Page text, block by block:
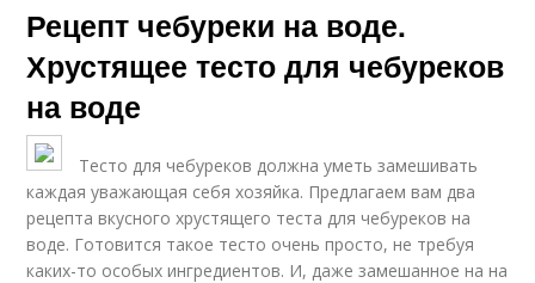
Рецепт чебуреки на воде.
Хрустящее тесто для чебуреков
на воде
Тесто для чебуреков должна уметь замешивать
каждая уважающая себя хозяйка. Предлагаем вам два
рецепта вкусного хрустящего теста для чебуреков на
воде. Готовится такое тесто очень просто, не требуя
каких-то особых ингредиентов. И, даже замешанное на на